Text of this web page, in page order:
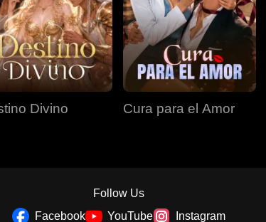
Divino Cura para el Amor
Follow Us
Facebook
YouTube Instagram